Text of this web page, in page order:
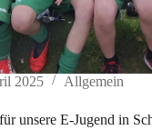
2025 Allgemein
unsere E-Jugend in